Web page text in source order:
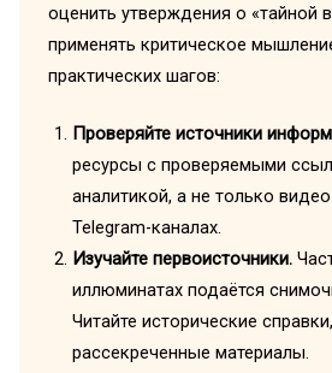
оценить утверждения о «тайной
применять критическое
практических шагов:
Проверяйте источники
ресурсы с проверяемыми
аналитикой, а не только
Telegram-каналах.
Изучайте первоисточники.
иллюминатах подаётся
Читайте исторические
рассекреченные материалы.